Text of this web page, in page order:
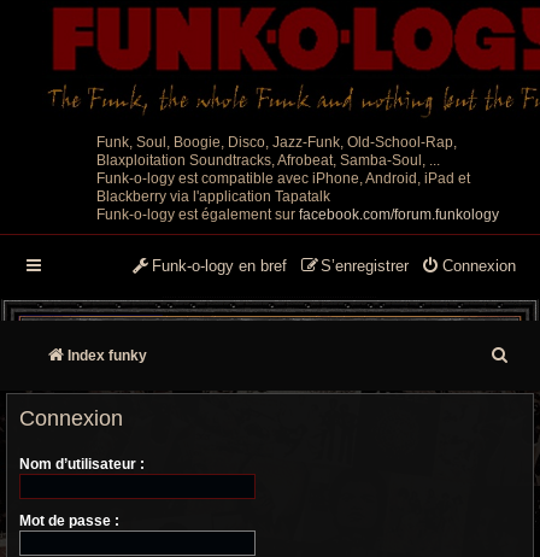
Funk, Soul, Boogie, Disco, Jazz-Funk, Old-School-Rap,
Blaxploitation Soundtracks, Afrobeat, Samba-Soul, ...
Funk-o-logy est compatible avec iPhone, Android, iPad et
Blackberry via l'application Tapatalk
Funk-o-logy est également sur facebook.com/forum.funkology
Connexion
S’enregistrer
Funk-o-logy en bref
Index funky
e
Connexion
Nom d’utilisateur :
Mot de passe :